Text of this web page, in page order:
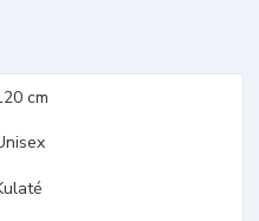
cm